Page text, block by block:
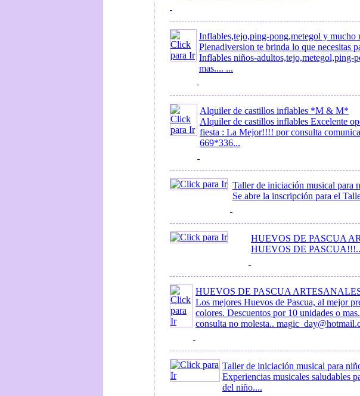
Inflables,tejo,ping-pong,metegol y mucho
Plenadiversion te brinda lo que necesitas
Inflables niños-adultos,tejo,metegol,ping-
mas.... ...
Alquiler de castillos inflables *M & M*
Alquiler de castillos inflables Excelente
fiesta : La Mejor!!!! por consulta
669*336...
Taller de iniciación musical para
Se abre la inscripción para el
HUEVOS DE PASCUA
HUEVOS DE
HUEVOS DE PASCUA
Los mejores Huevos de Pascua, al mejor
colores. Descuentos por 10 unidades o
consulta no molesta..
Taller de iniciación musical para
Experiencias musicales saludables
del niño....